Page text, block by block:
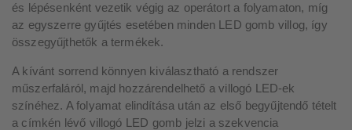
és lépésenként vezetik végig az operátort a folyamaton, míg
az egyszerre gyűjtés esetében minden LED gomb villog, így
összegyűjthetők a termékek.
A kívánt sorrend könnyen kiválasztható a rendszer
műszerfaláról, majd hozzárendelhető a villogó LED-ek
színéhez. A folyamat elindítása után az első begyűjtendő tételt
a címkén lévő villogó LED gomb jelzi a szekvencia